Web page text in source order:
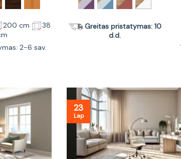
200 cm
38
2-6 sav.
Greitas pristatymas: 10
d.d.
23
Lap